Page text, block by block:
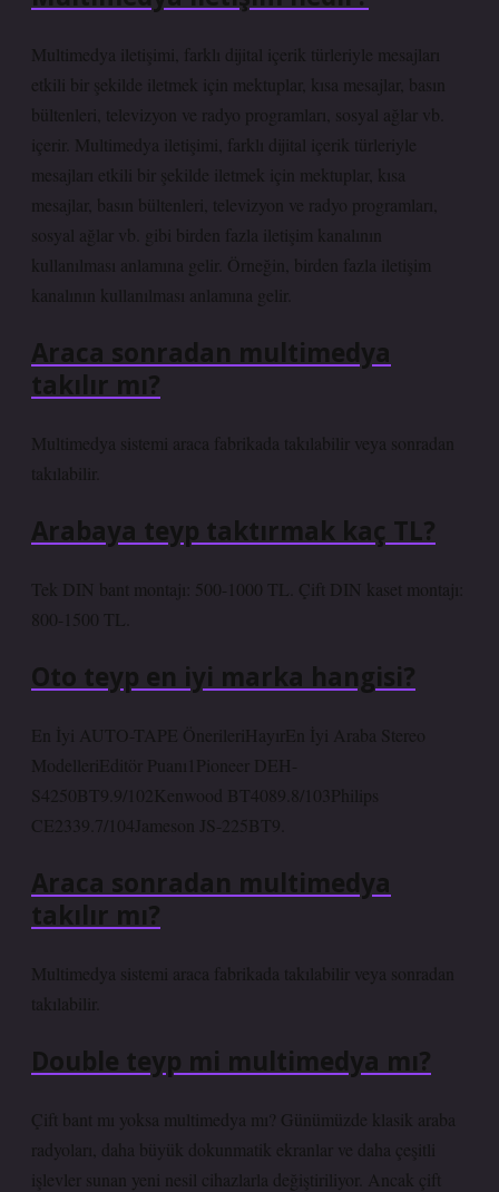
Multimedya iletişimi, farklı dijital içerik türleriyle mesajları
etkili bir şekilde iletmek için mektuplar, kısa mesajlar, basın
bültenleri, televizyon ve radyo programları, sosyal ağlar vb.
içerir. Multimedya iletişimi, farklı dijital içerik türleriyle
mesajları etkili bir şekilde iletmek için mektuplar, kısa
mesajlar, basın bültenleri, televizyon ve radyo programları,
sosyal ağlar vb. gibi birden fazla iletişim kanalının
kullanılması anlamına gelir. Örneğin, birden fazla iletişim
kanalının kullanılması anlamına gelir.
Araca sonradan multimedya
takılır mı?
Multimedya sistemi araca fabrikada takılabilir veya sonradan
takılabilir.
Arabaya teyp taktırmak kaç TL?
Tek DIN bant montajı: 500-1000 TL. Çift DIN kaset montajı:
800-1500 TL.
Oto teyp en iyi marka hangisi?
En İyi AUTO-TAPE ÖnerileriHayırEn İyi Araba Stereo
ModelleriEditör Puanı1Pioneer DEH-
S4250BT9.9/102Kenwood BT4089.8/103Philips
CE2339.7/104Jameson JS-225BT9.
Araca sonradan multimedya
takılır mı?
Multimedya sistemi araca fabrikada takılabilir veya sonradan
takılabilir.
Double teyp mi multimedya mı?
Çift bant mı yoksa multimedya mı? Günümüzde klasik araba
radyoları, daha büyük dokunmatik ekranlar ve daha çeşitli
işlevler sunan yeni nesil cihazlarla değiştiriliyor. Ancak çift